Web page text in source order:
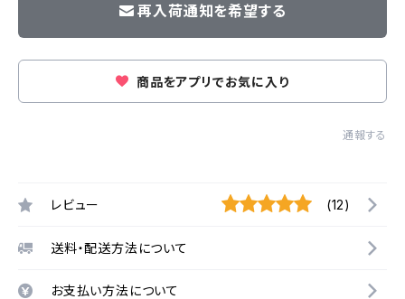
再入荷通知を希望する
商品をアプリでお気に入り
通報する
レビュー (12)
送料・配送方法について
お支払い方法について